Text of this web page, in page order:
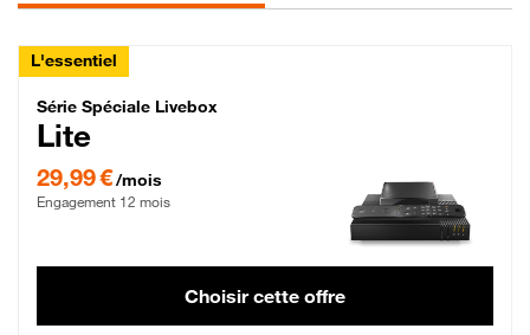
L'essentiel
Série Spéciale Livebox Lite Fibre
Série Spéciale Livebox
Lite
29,99 €/mois
Engagement 12 mois
Choisir cette offre